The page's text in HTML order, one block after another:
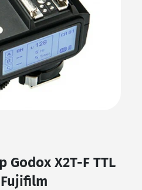
Godox X2T-F TTL